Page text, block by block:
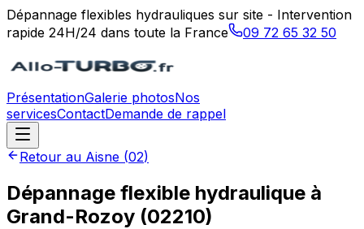
Dépannage flexibles hydrauliques sur site - Intervention
rapide 24H/24 dans toute la France
09 72 65 32 50
PrésentationGalerie photosNos
servicesContactDemande de rappel
Retour au Aisne (02)
Dépannage flexible hydraulique à
Grand-Rozoy (02210)